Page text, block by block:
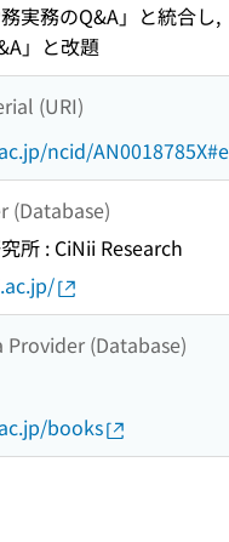
実務のQ&A」と統合し,
」と改題
(URI)
ncid/
(Database)
所 : CiNii Research
(Database)
books